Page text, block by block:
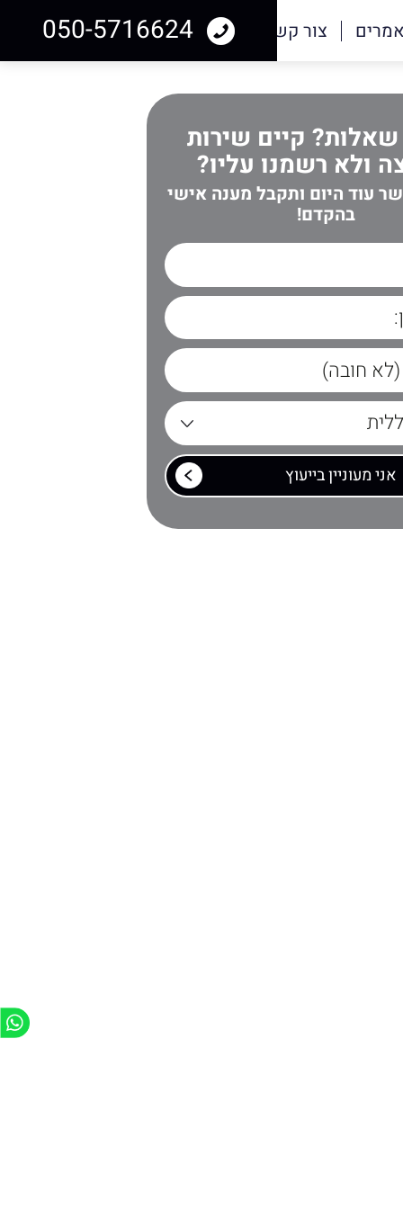
צור קשר 050-5716624
קיים שירות
ולא רשמנו עליו?
עוד היום ותקבל מענה אישי
בהקדם!